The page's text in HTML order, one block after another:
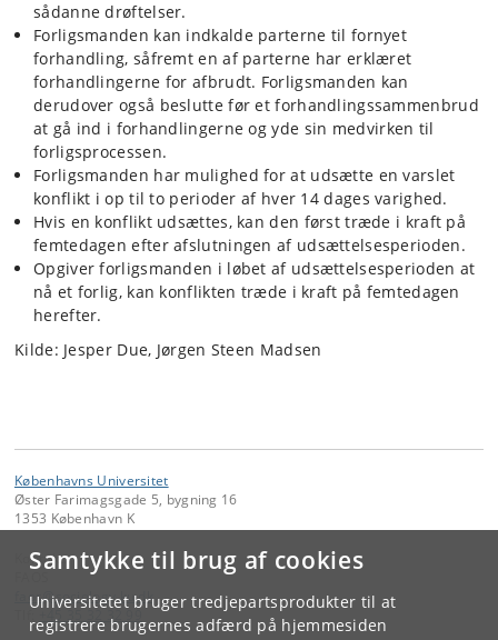
Samtykke til brug af cookies
Universitetet bruger tredjepartsprodukter til at
registrere brugernes adfærd på hjemmesiden
sådanne drøftelser.
Forligsmanden kan indkalde parterne til fornyet
forhandling, såfremt en af parterne har erklæret
forhandlingerne for afbrudt. Forligsmanden kan
derudover også beslutte før et forhandlingssammenbrud
at gå ind i forhandlingerne og yde sin medvirken til
forligsprocessen.
Forligsmanden har mulighed for at udsætte en varslet
konflikt i op til to perioder af hver 14 dages varighed.
Hvis en konflikt udsættes, kan den først træde i kraft på
femtedagen efter afslutningen af udsættelsesperioden.
Opgiver forligsmanden i løbet af udsættelsesperioden at
nå et forlig, kan konflikten træde i kraft på femtedagen
herefter.
Kilde: Jesper Due, Jørgen Steen Madsen
Københavns Universitet
Øster Farimagsgade 5, bygning 16
1353 København K
Kontakt:
faos@sociology.ku.dk